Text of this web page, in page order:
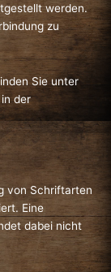
werden.
zu
Sie unter
der
von Schriftarten
Eine
dabei nicht